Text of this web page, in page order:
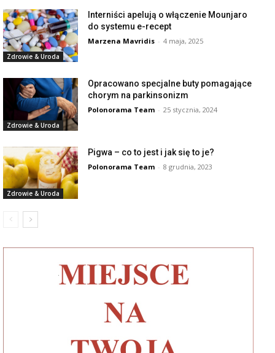
Zdrowie & Uroda
Interniści apelują o włączenie Mounjaro
do systemu e-recept
Marzena Mavridis - 4 maja, 2025
Zdrowie & Uroda
Opracowano specjalne buty pomagające
chorym na parkinsonizm
Polonorama Team - 25 stycznia, 2024
Zdrowie & Uroda
Pigwa – co to jest i jak się to je?
Polonorama Team - 8 grudnia, 2023